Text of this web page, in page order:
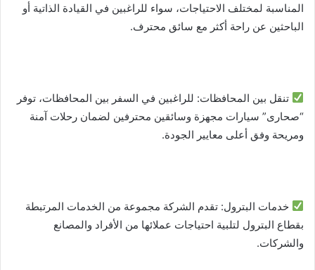
المناسبة لمختلف الاحتياجات، سواء للراغبين في القيادة الذاتية أو
الباحثين عن راحة أكثر مع سائق محترف.
تنقل بين المحافظات: للراغبين في السفر بين المحافظات، توفر
“صحارى” سيارات مجهزة وسائقين محترفين لضمان رحلات آمنة
ومريحة وفق أعلى معايير الجودة.
خدمات البترول: تقدم الشركة مجموعة من الخدمات المرتبطة
بقطاع البترول لتلبية احتياجات عملائها من الأفراد والمصانع
والشركات.